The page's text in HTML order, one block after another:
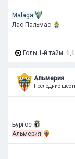
Malaga
Лас-Пальмас
Голы 1-й тайм:
Альмерия
Последние
Бургос
Альмерия